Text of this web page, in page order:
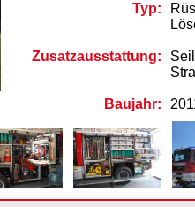
Typ:
Zusatzausstattung:
Baujahr: